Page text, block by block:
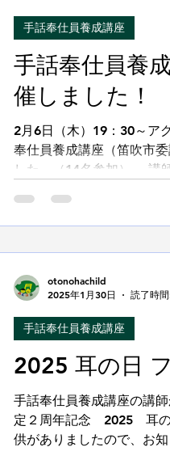
手話奉仕員養
催しました！
2月6日（木）19：30～ア
奉仕員養成講座（笛吹市
した。（14名参加） 講
学びました。 今回は第
手話奉仕員養成講座
2025 耳の日
手話奉仕員養成講座の講
定２周年記念 2025 耳
供がありましたので、お
手話奉仕員養成講座
otonohachild
2025年1月30日
読了時